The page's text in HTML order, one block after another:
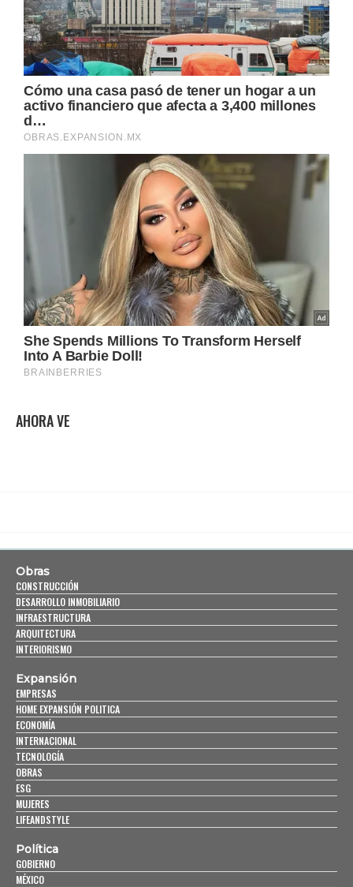
AHORA VE
Obras
CONSTRUCCIÓN
DESARROLLO INMOBILIARIO
INFRAESTRUCTURA
ARQUITECTURA
INTERIORISMO
Expansión
EMPRESAS
HOME EXPANSIÓN POLITICA
ECONOMÍA
INTERNACIONAL
TECNOLOGÍA
OBRAS
ESG
MUJERES
LIFEANDSTYLE
Política
GOBIERNO
MÉXICO